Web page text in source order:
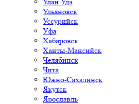
Ульяновск
Уссурийск
Уфа
Хабаровск
Ханты-Мансийск
Челябинск
Чита
Южно-Cахалинск
Якутск
Ярославль